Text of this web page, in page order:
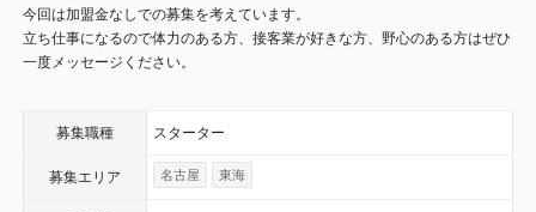
今回は加盟金なしでの募集を考えています。
立ち仕事になるので体力のある方、接客業が好きな方、野心のある方はぜひ
一度メッセージください。
募集職種 スターター
募集エリア 名古屋 東海